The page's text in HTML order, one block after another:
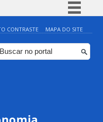
Simplifique!
Comunica BR
Participe
CONTRASTE MAPA DO SITE